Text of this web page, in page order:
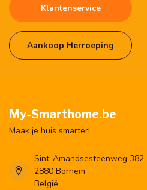
Klantenservice
Aankoop Herroeping
My-Smarthome.be
Maak je huis smarter!
Sint-Amandsesteenweg 382
2880 Bornem
België